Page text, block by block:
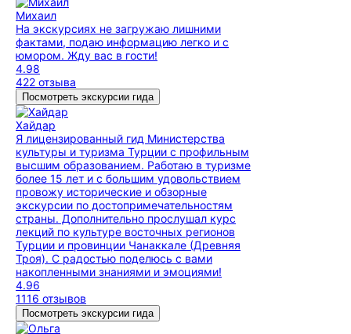
Михаил
На экскурсиях не загружаю лишними
фактами, подаю информацию легко и с
юмором. Жду вас в гости!
4.98
422 отзыва
Посмотреть экскурсии гида
Хайдар
Я лицензированный гид Министерства
культуры и туризма Турции с профильным
высшим образованием. Работаю в туризме
более 15 лет и с большим удовольствием
провожу исторические и обзорные
экскурсии по достопримечательностям
страны. Дополнительно прослушал курс
лекций по культуре восточных регионов
Турции и провинции Чанаккале (Древняя
Троя). С радостью поделюсь с вами
накопленными знаниями и эмоциями!
4.96
1116 отзывов
Посмотреть экскурсии гида